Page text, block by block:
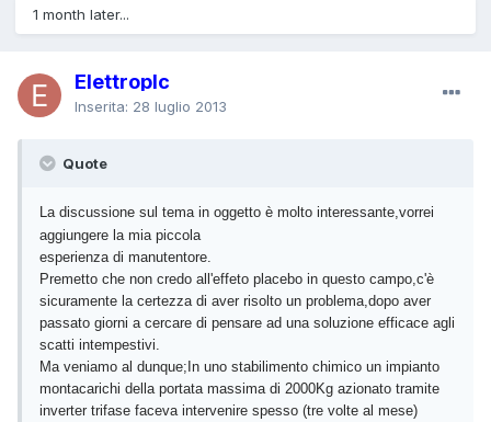
1 month later...
Elettroplc
Inserita: 28 luglio 2013
Quote
La discussione sul tema in oggetto è molto interessante,vorrei
aggiungere la mia piccola
esperienza di manutentore.
Premetto che non credo all'effeto placebo in questo campo,c'è
sicuramente la certezza di aver risolto un problema,dopo aver
passato giorni a cercare di pensare ad una soluzione efficace agli
scatti intempestivi.
Ma veniamo al dunque;In uno stabilimento chimico un impianto
montacarichi della portata massima di 2000Kg azionato tramite
inverter trifase faceva intervenire spesso (tre volte al mese)